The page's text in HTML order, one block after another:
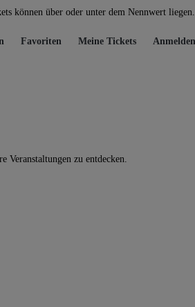
können über oder unter dem Nennwert liegen.
Favoriten Meine Tickets Anmelden
Veranstaltungen zu entdecken.